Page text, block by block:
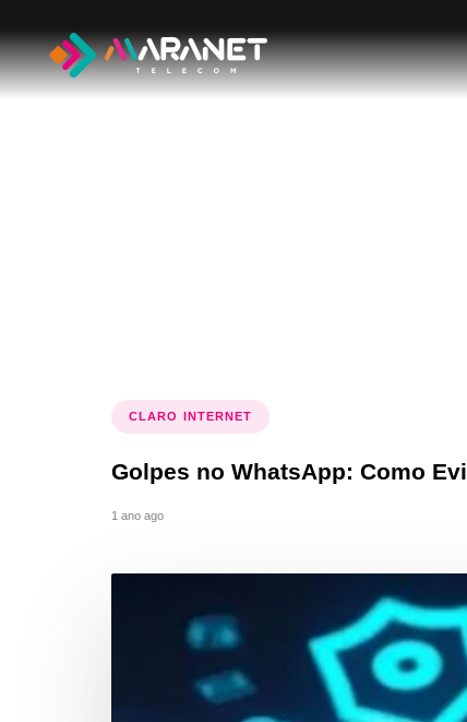
CLARO INTERNET
Golpes no WhatsApp: Como
1 ano ago